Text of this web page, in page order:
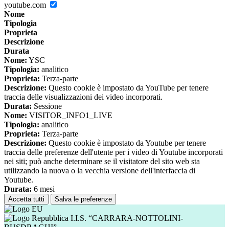
youtube.com
Nome
Tipologia
Proprieta
Descrizione
Durata
Nome: YSC
Tipologia: analitico
Proprieta: Terza-parte
Descrizione: Questo cookie è impostato da YouTube per tenere
traccia delle visualizzazioni dei video incorporati.
Durata: Sessione
Nome: VISITOR_INFO1_LIVE
Tipologia: analitico
Proprieta: Terza-parte
Descrizione: Questo cookie è impostato da Youtube per tenere
traccia delle preferenze dell'utente per i video di Youtube incorporati
nei siti; può anche determinare se il visitatore del sito web sta
utilizzando la nuova o la vecchia versione dell'interfaccia di
Youtube.
Durata: 6 mesi
Accetta tutti Salva le preferenze
I.I.S. “CARRARA-NOTTOLINI-